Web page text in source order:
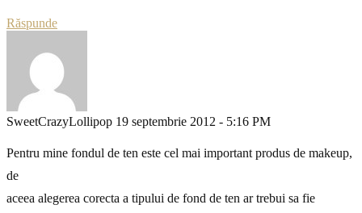
Răspunde
SweetCrazyLollipop 19 septembrie 2012 - 5:16 PM
Pentru mine fondul de ten este cel mai important produs de makeup,
de
aceea alegerea corecta a tipului de fond de ten ar trebui sa fie